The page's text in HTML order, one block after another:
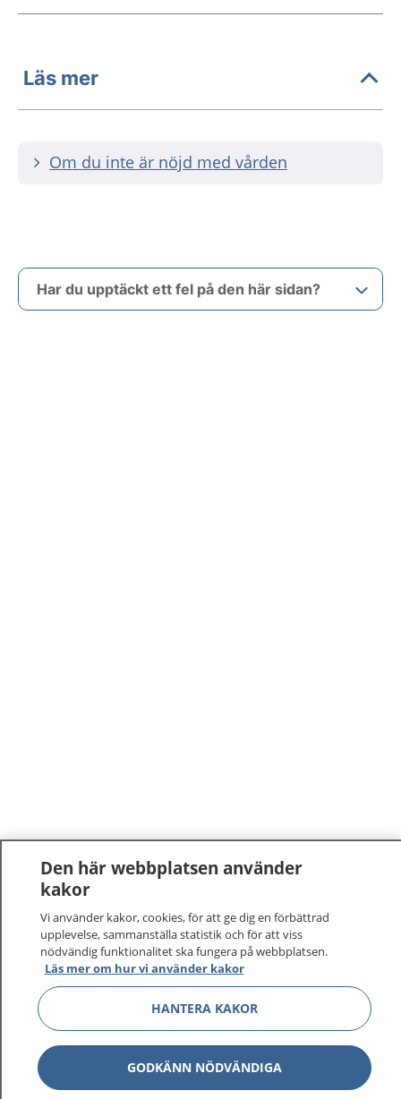
Läs mer
Om du inte är nöjd med vården
Har du upptäckt ett fel på den här sidan?
Den här webbplatsen använder
kakor
Vi använder kakor, cookies, för att ge dig en förbättrad
upplevelse, sammanställa statistik och för att viss
nödvändig funktionalitet ska fungera på webbplatsen.
Läs mer om hur vi använder kakor
HANTERA KAKOR
GODKÄNN NÖDVÄNDIGA